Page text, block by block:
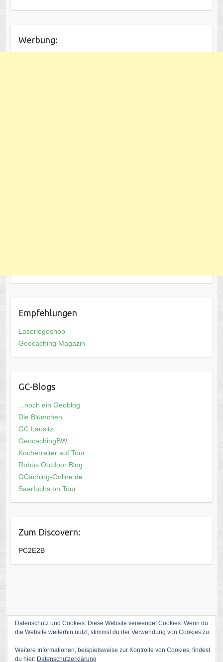
Werbung:
Empfehlungen
Laserlogoshop
Geocaching Magazin
GC-Blogs
...noch ein Geoblog
Die Blümchen
GC Lausitz
GeocachingBW
Kocherreiter auf Tour
Röbüs Outdoor Blog
GCaching-Online.de
Saarfuchs on Tour
Zum Discovern:
PC2E2B
Copyright © 2026Die Welt von kati1988. Theme by ColorlibPowered by
Datenschutz und Cookies: Diese Website verwendet Cookies. Wenn du
die Website weiterhin nutzt, stimmst du der Verwendung von Cookies zu.
Weitere Informationen, beispielsweise zur Kontrolle von Cookies, findest
du hier: Datenschutzerklärung